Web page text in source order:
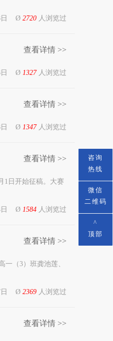
日 Ø 2720 人浏览过
查看详情 >>
日 Ø 1327人浏览过
查看详情 >>
日 Ø 1347人浏览过
查看详情 >>
1日开始征稿。大赛
日 Ø 1584 人浏览过
查看详情 >>
（3）班龚池莲、
7日 Ø 2369 人浏览过
查看详情 >>
咨询
热线
微信
二维码
^
顶部